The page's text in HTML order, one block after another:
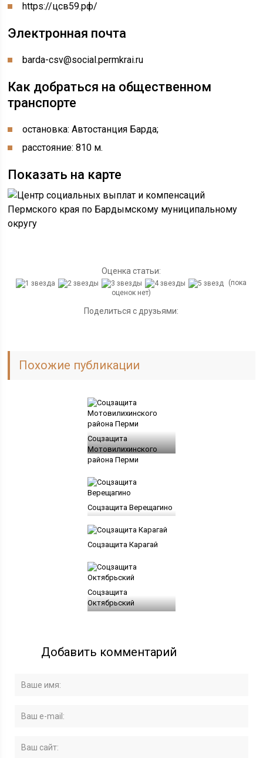
https://цсв59.рф/
Электронная почта
barda-csv@social.permkrai.ru
Как добраться на общественном
транспорте
остановка: Автостанция Барда;
расстояние: 810 м.
Показать на карте
Оценка статьи:
(пока
оценок нет)
Поделиться с друзьями:
Похожие публикации
Соцзащита
Мотовилихинского
района Перми
Соцзащита Верещагино
Соцзащита Карагай
Соцзащита
Октябрьский
Добавить комментарий